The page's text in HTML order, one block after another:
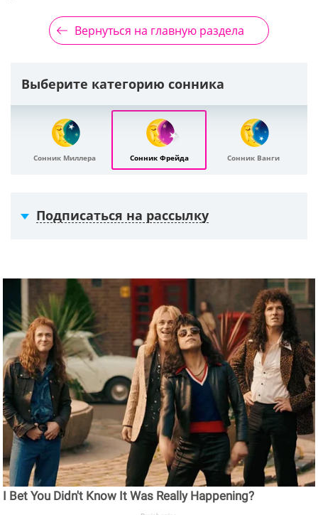
Вернуться на главную раздела
Выберите категорию сонника
Сонник Миллера Сонник Фрейда Сонник Ванги
Подписаться на рассылку
I Bet You Didn't Know It Was Really Happening?